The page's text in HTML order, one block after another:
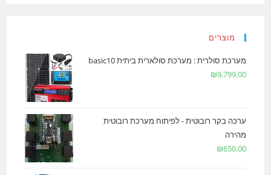
מוצרים
מערכת סולרית : מערכת סולארית ביתית basic10
₪9,799.00
ערכה בקר רובוטית - לפיתוח מערכת רובוטית
מהירה
₪650.00